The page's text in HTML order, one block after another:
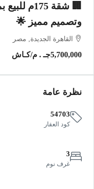
وتصميم مميز 🌟
القاهرة الجديدة, مصر
5,700,000جـ . م /كـاش
نظرة عامة
54703
كود العقار
3
غرف نوم